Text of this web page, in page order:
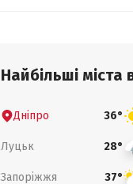
Найбільші міста
Дніпро 36°
Луцьк 28°
Запоріжжя 37°